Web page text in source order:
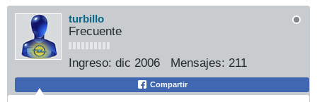
turbillo
Frecuente
Ingreso: dic 2006 Mensajes: 211
Compartir